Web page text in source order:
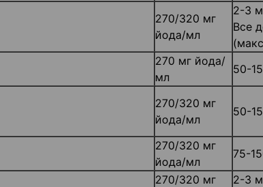
270/320 мг
йода/мл
2-3
Все
270 мг йода/
мл
50-
270/320 мг
йода/мл
50-
270/320 мг
йода/мл
75-
270/320 мг 2-3